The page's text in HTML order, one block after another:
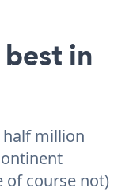
in
half million
of course not)